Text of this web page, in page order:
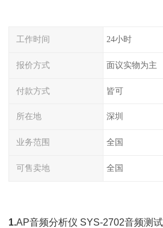
工作时间 24小时
报价方式 面议实物为主
付款方式 皆可
所在地 深圳
业务范围 全国
可售卖地 全国
1.AP音频分析仪 SYS-2702音频测